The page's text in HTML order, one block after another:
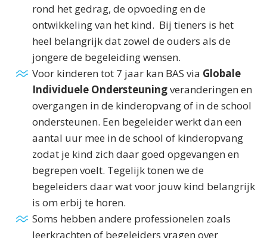
rond het gedrag, de opvoeding en de
ontwikkeling van het kind. Bij tieners is het
heel belangrijk dat zowel de ouders als de
jongere de begeleiding wensen.
Voor kinderen tot 7 jaar kan BAS via Globale
Individuele Ondersteuningveranderingen en
overgangen in de kinderopvang of in de school
ondersteunen. Een begeleider werkt dan een
aantal uur mee in de school of kinderopvang
zodat je kind zich daar goed opgevangen en
begrepen voelt. Tegelijk tonen we de
begeleiders daar wat voor jouw kind belangrijk
is om erbij te horen.
Soms hebben andere professionelen zoals
leerkrachten of begeleiders vragen over